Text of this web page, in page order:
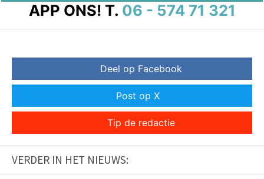
APP ONS! T. 06 - 574 71 321
Deel op Facebook
Post op X
Tip de redactie
VERDER IN HET NIEUWS: